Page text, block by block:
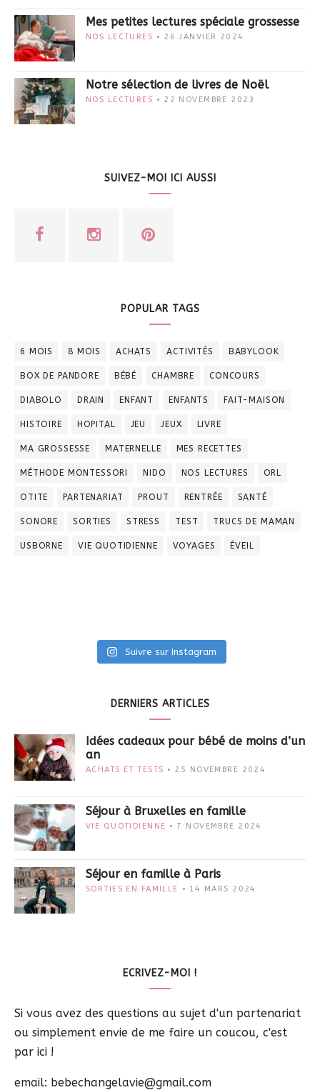
Mes petites lectures spéciale grossesse
NOS LECTURES 26 JANVIER 2024
Notre sélection de livres de Noël
NOS LECTURES 22 NOVEMBRE 2023
SUIVEZ-MOI ICI AUSSI
POPULAR TAGS
6 MOIS 8 MOIS ACHATS ACTIVITÉS BABYLOOK
BOX DE PANDORE BÉBÉ CHAMBRE CONCOURS
DIABOLO DRAIN ENFANT ENFANTS FAIT-MAISON
HISTOIRE HOPITAL JEU JEUX LIVRE
MA GROSSESSE MATERNELLE MES RECETTES
MÉTHODE MONTESSORI NIDO NOS LECTURES ORL
OTITE PARTENARIAT PROUT RENTRÉE SANTÉ
SONORE SORTIES STRESS TEST TRUCS DE MAMAN
USBORNE VIE QUOTIDIENNE VOYAGES ÉVEIL
Suivre sur Instagram
DERNIERS ARTICLES
Idées cadeaux pour bébé de moins d’un
an
ACHATS ET TESTS 25 NOVEMBRE 2024
Séjour à Bruxelles en famille
VIE QUOTIDIENNE 7 NOVEMBRE 2024
Séjour en famille à Paris
SORTIES EN FAMILLE 14 MARS 2024
ECRIVEZ-MOI !
Si vous avez des questions au sujet d'un partenariat
ou simplement envie de me faire un coucou, c'est
par ici !
email: bebechangelavie@gmail.com